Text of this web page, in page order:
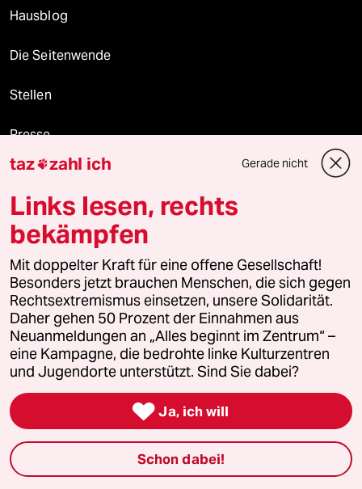
Hausblog
Die Seitenwende
Stellen
Presse
Unterstützen
abo
genossenschaft
taz zahl ich
recherchefonds ausland
panterstiftung
panterpreis 2026
taz zahl ich Gerade nicht
Links lesen, rechts
bekämpfen
Mit doppelter Kraft für eine offene Gesellschaft!
Besonders jetzt brauchen Menschen, die sich gegen
Rechtsextremismus einsetzen, unsere Solidarität.
Daher gehen 50 Prozent der Einnahmen aus
Neuanmeldungen an „Alles beginnt im Zentrum“ –
eine Kampagne, die bedrohte linke Kulturzentren
und Jugendorte unterstützt. Sind Sie dabei?
 Ja, ich will
Schon dabei!